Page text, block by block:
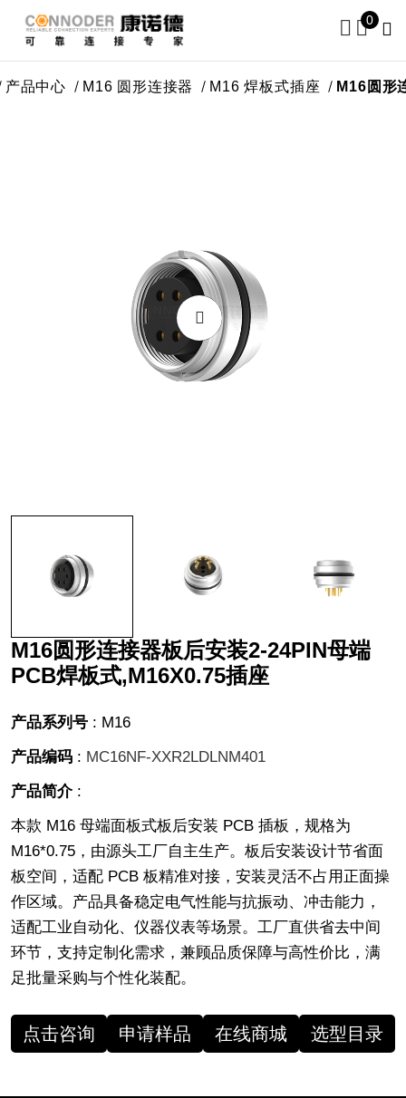
0
心 M16 圆形连接器 M16 焊板式插座 M16圆形连接
M16圆形连接器板后安装2-24PIN母端
PCB焊板式,M16X0.75插座
产品系列号 : M16
产品编码 : MC16NF-XXR2LDLNM401
产品简介:
本款 M16 母端面板式板后安装 PCB 插板，规格为
M16*0.75，由源头工厂自主生产。板后安装设计节省面
板空间，适配 PCB 板精准对接，安装灵活不占用正面操
作区域。产品具备稳定电气性能与抗振动、冲击能力，
适配工业自动化、仪器仪表等场景。工厂直供省去中间
环节，支持定制化需求，兼顾品质保障与高性价比，满
足批量采购与个性化装配。
点击咨询 申请样品 在线商城 选型目录